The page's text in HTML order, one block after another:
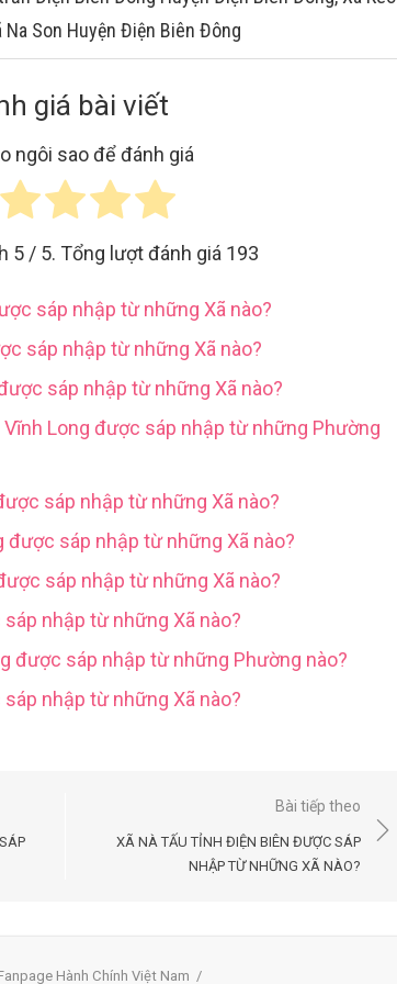
Son Huyện Điện Biên Đông
giá bài viết
ngôi sao để đánh giá
5 / 5. Tổng lượt đánh giá 193
sáp nhập từ những Xã nào?
sáp nhập từ những Xã nào?
sáp nhập từ những Xã nào?
Long được sáp nhập từ những Phường
sáp nhập từ những Xã nào?
được sáp nhập từ những Xã nào?
sáp nhập từ những Xã nào?
nhập từ những Xã nào?
được sáp nhập từ những Phường nào?
nhập từ những Xã nào?
Bài tiếp theo
XÃ NÀ TẤU TỈNH ĐIỆN BIÊN ĐƯỢC SÁP
NHẬP TỪ NHỮNG XÃ NÀO?
Hành Chính Việt Nam /